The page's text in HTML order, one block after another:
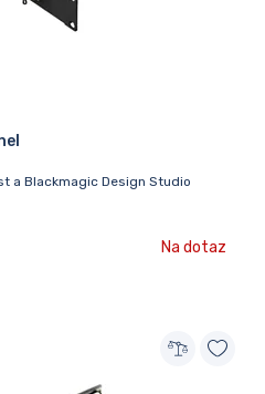
a Blackmagic Design Studio
Na dotaz